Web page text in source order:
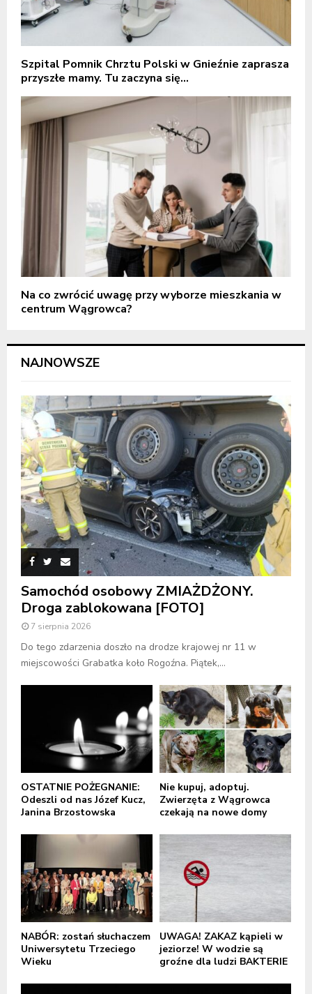
Szpital Pomnik Chrztu Polski w Gnieźnie zaprasza
przyszłe mamy. Tu zaczyna się...
Na co zwrócić uwagę przy wyborze mieszkania w
centrum Wągrowca?
NAJNOWSZE
Samochód osobowy ZMIAŻDŻONY.
Droga zablokowana [FOTO]
7 sierpnia 2026
Do tego zdarzenia doszło na drodze krajowej nr 11 w
miejscowości Grabatka koło Rogoźna. Piątek,...
OSTATNIE POŻEGNANIE:
Odeszli od nas Józef Kucz,
Janina Brzostowska
Nie kupuj, adoptuj.
Zwierzęta z Wągrowca
czekają na nowe domy
NABÓR: zostań słuchaczem
Uniwersytetu Trzeciego
Wieku
UWAGA! ZAKAZ kąpieli w
jeziorze! W wodzie są
groźne dla ludzi BAKTERIE